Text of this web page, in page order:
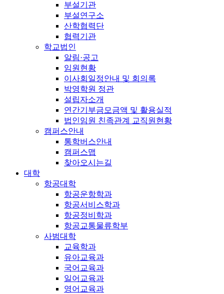
부설기관
부설연구소
산학협력단
협력기관
학교법인
알림·공고
임원현황
이사회일정안내 및 회의록
박영학원 정관
설립자소개
연간기부금모금액 및 활용실적
법인임원 친족관계 교직원현황
캠퍼스안내
통학버스안내
캠퍼스맵
찾아오시는길
대학
항공대학
항공운항학과
항공서비스학과
항공정비학과
항공교통물류학부
사범대학
교육학과
유아교육과
국어교육과
일어교육과
영어교육과